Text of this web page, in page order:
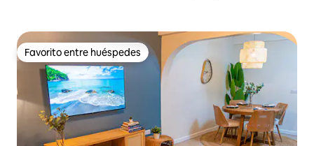
Favorito entre huéspedes
Favorito entre huéspedes